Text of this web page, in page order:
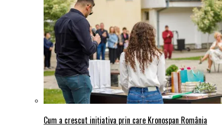
Cum a crescut inițiativa prin care Kronospan România